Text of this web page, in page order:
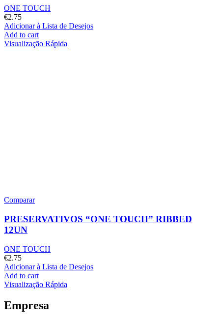
ONE TOUCH
€2.75
Adicionar à Lista de Desejos
Add to cart
Visualização Rápida
Comparar
PRESERVATIVOS “ONE TOUCH” RIBBED
12UN
ONE TOUCH
€2.75
Adicionar à Lista de Desejos
Add to cart
Visualização Rápida
Empresa